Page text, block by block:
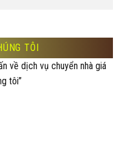
TÔI
về dịch vụ chuyển nhà giá
tôi”